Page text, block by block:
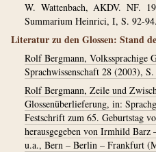
W. Wattenbach, AKDV. NF.
Summarium Heinrici, I, S. 92-94.
Literatur zu den Glossen: Stand
Rolf Bergmann, Volkssprachige
Sprachwissenschaft 28 (2003),
Rolf Bergmann, Zeile und
Glossenüberlieferung, in:
Festschrift zum 65. Geburtstag
herausgegeben von Irmhild
u.a., Bern – Berlin – Frankfurt